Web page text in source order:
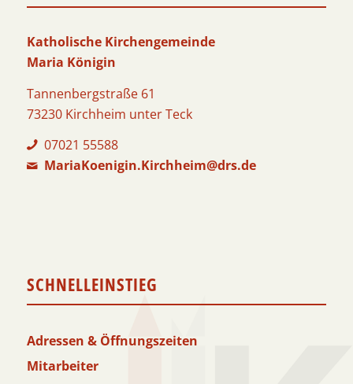
Katholische Kirchengemeinde
Maria Königin
Tannenbergstraße 61
73230 Kirchheim unter Teck
07021 55588
MariaKoenigin.Kirchheim@drs.de
SCHNELLEINSTIEG
Adressen & Öffnungszeiten
Mitarbeiter